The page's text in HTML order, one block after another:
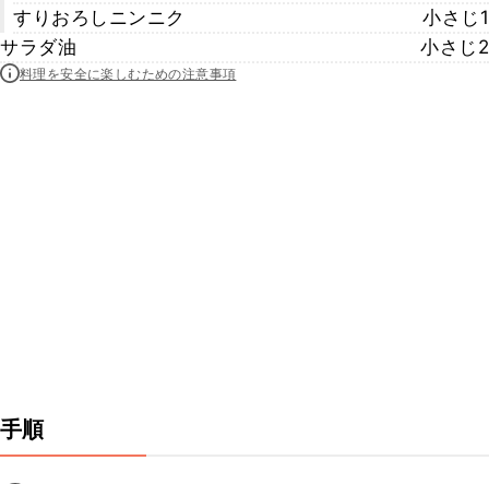
すりおろしニンニク
小さじ1
サラダ油
小さじ2
料理を安全に楽しむための注意事項
手順